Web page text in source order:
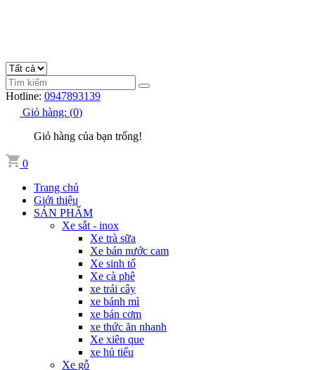
Hotline: 0947893139
Giỏ hàng: (0)
Giỏ hàng của bạn trống!
0
Trang chủ
Giới thiệu
SẢN PHẨM
Xe sắt - inox
Xe trà sữa
Xe bán nước cam
Xe sinh tố
Xe cà phê
xe trái cây
xe bánh mì
xe bán cơm
xe thức ăn nhanh
Xe xiên que
xe hủ tiếu
Xe gỗ